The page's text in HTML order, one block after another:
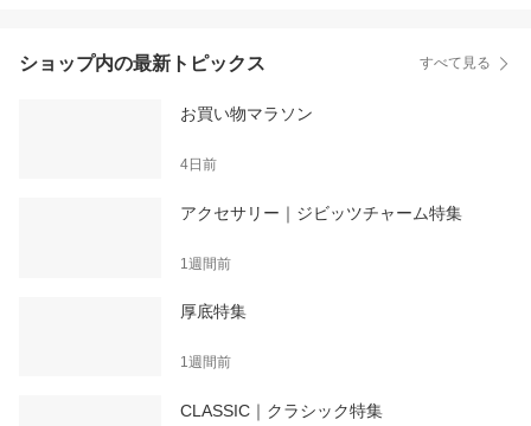
ショップ内の最新トピックス すべて見る
お買い物マラソン
4日前
アクセサリー｜ジビッツチャーム特集
1週間前
厚底特集
1週間前
CLASSIC｜クラシック特集